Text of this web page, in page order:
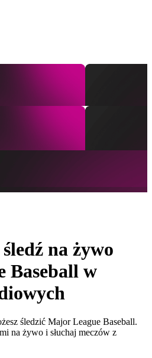
na żywo
Baseball w
śledzić Major League Baseball.
na żywo i słuchaj meczów z